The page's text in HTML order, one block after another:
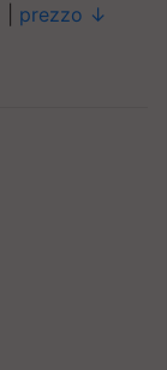
prezzo ↓